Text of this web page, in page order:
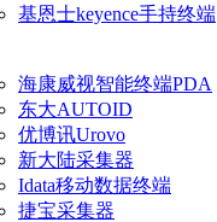
基恩士keyence手持终端
海康威视智能终端PDA
东大AUTOID
优博讯Urovo
新大陆采集器
Idata移动数据终端
捷宝采集器